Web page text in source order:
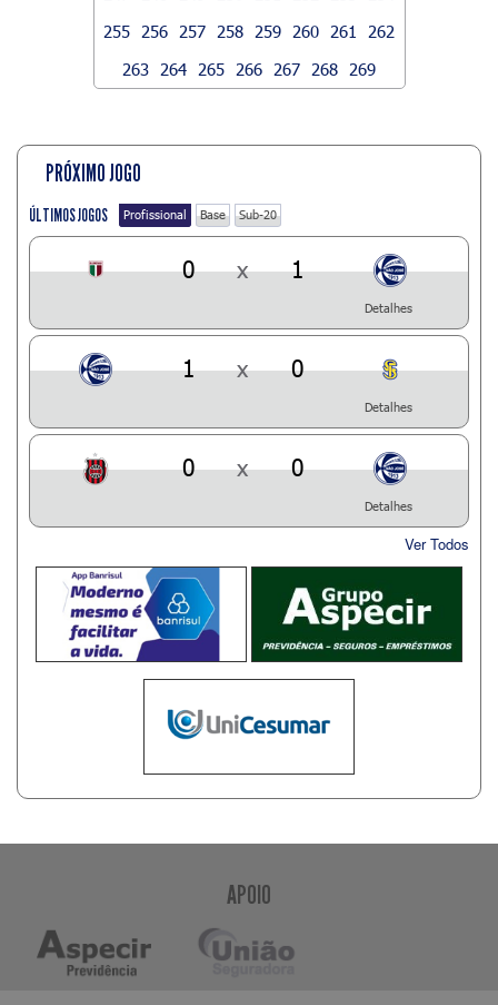
255
256 257 258 259 260 261
262
263
264 265 266 267 268 269
PRÓXIMO JOGO
ÚLTIMOS JOGOS Profissional Base Sub-20
0 x 1
Detalhes
1 x 0
Detalhes
0 x 0
Detalhes
Ver Todos
APOIO